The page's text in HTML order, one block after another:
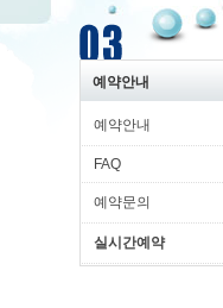
예약안내
예약안내
FAQ
예약문의
실시간예약